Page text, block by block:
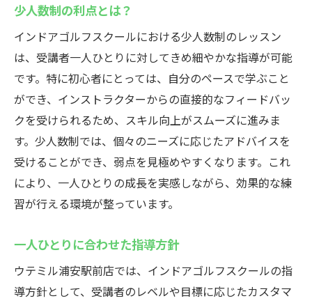
少人数制の利点とは？
インドアゴルフスクールにおける少人数制のレッスン
は、受講者一人ひとりに対してきめ細やかな指導が可能
です。特に初心者にとっては、自分のペースで学ぶこと
ができ、インストラクターからの直接的なフィードバッ
クを受けられるため、スキル向上がスムーズに進みま
す。少人数制では、個々のニーズに応じたアドバイスを
受けることができ、弱点を見極めやすくなります。これ
により、一人ひとりの成長を実感しながら、効果的な練
習が行える環境が整っています。
一人ひとりに合わせた指導方針
ウテミル浦安駅前店では、インドアゴルフスクールの指
導方針として、受講者のレベルや目標に応じたカスタマ